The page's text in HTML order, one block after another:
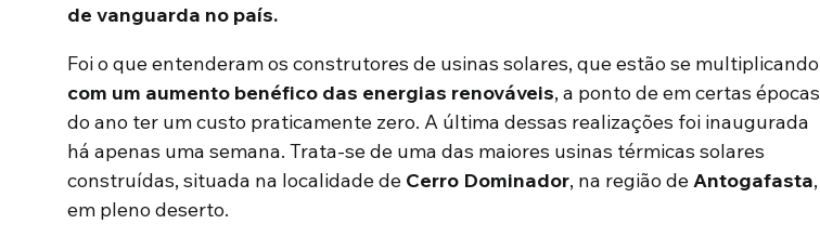
de vanguarda no país.
Foi o que entenderam os construtores de usinas solares, que estão se multiplicando
com um aumento benéfico das energias renováveis, a ponto de em certas épocas
do ano ter um custo praticamente zero. A última dessas realizações foi inaugurada
há apenas uma semana. Trata-se de uma das maiores usinas térmicas solares
construídas, situada na localidade de Cerro Dominador, na região deAntogafasta,
em pleno deserto.